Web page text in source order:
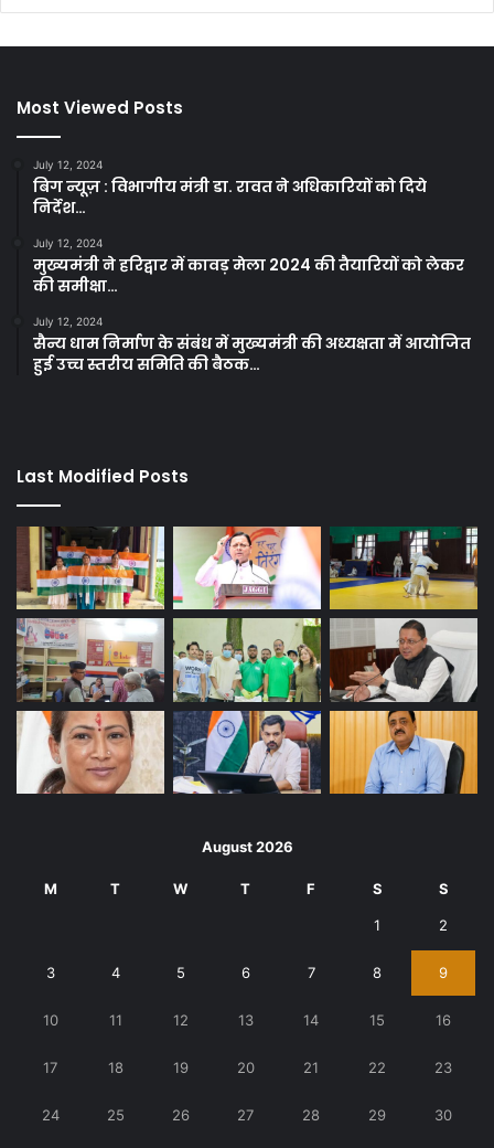
Most Viewed Posts
July 12, 2024
बिग न्यूज़ : विभागीय मंत्री डा. रावत ने अधिकारियों को दिये
निर्देश…
July 12, 2024
मुख्यमंत्री ने हरिद्वार में कावड़ मेला 2024 की तैयारियों को लेकर
की समीक्षा…
July 12, 2024
सैन्य धाम निर्माण के संबंध में मुख्यमंत्री की अध्यक्षता में आयोजित
हुई उच्च स्तरीय समिति की बैठक…
Last Modified Posts
August 2026
M T W T F S S
1 2
3 4 5 6 7 8 9
10 11 12 13 14 15 16
17 18 19 20 21 22 23
24 25 26 27 28 29 30